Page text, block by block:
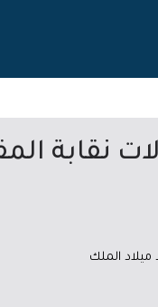
نقابة
ميلاد الملك